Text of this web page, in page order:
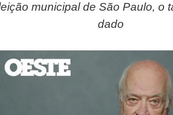
municipal de São Paulo, o
dado